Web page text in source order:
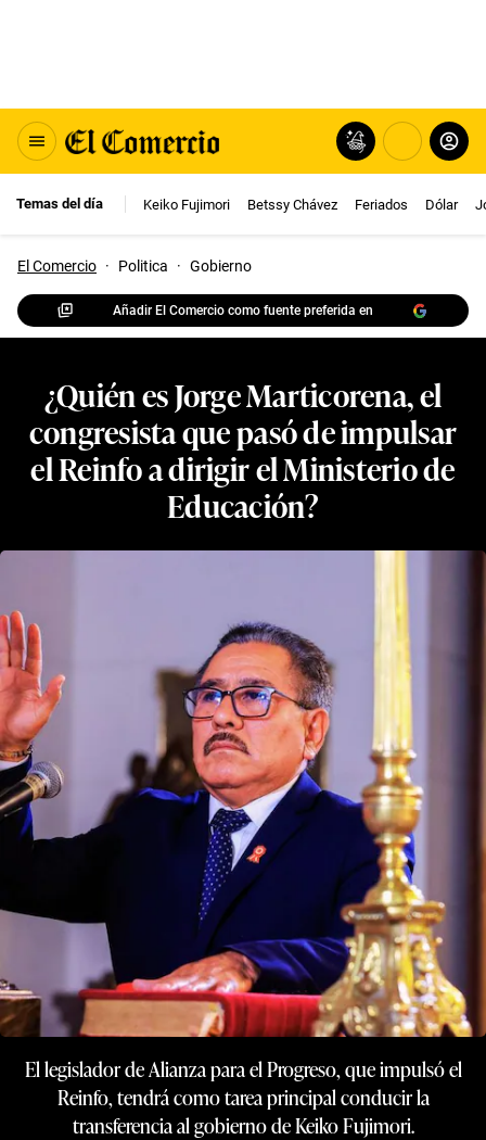
Temas del día Keiko Fujimori Betssy Chávez Feriados Dólar
El Comercio · Politica · Gobierno
Añadir El Comercio como fuente preferida en
¿Quién es Jorge Marticorena, el
congresista que pasó de impulsar
el Reinfo a dirigir el Ministerio de
Educación?
El legislador de Alianza para el Progreso, que impulsó el
Reinfo, tendrá como tarea principal conducir la
transferencia al gobierno de Keiko Fujimori.